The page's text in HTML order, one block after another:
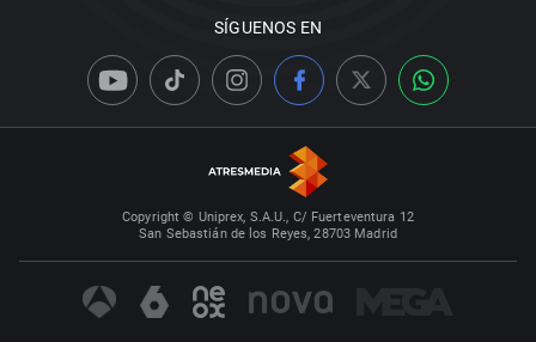
SÍGUENOS EN
Copyright © Uniprex, S.A.U., C/ Fuerteventura 12
San Sebastián de los Reyes, 28703 Madrid